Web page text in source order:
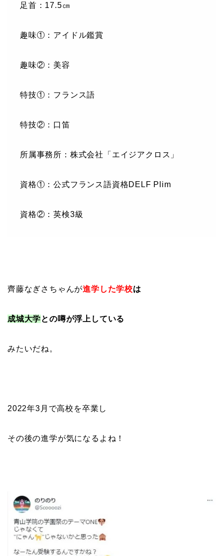
足首：17.5㎝
趣味①：アイドル鑑賞
趣味②：美容
特技①：フランス語
特技②：口笛
所属事務所：株式会社「エイジアクロス」
資格①：公式フランス語資格DELF Plim
資格②：英検3級
齊藤なぎさちゃんが進学した学校は
成城大学との噂が浮上している
みたいだね。
2022年3月で高校を卒業し
その後の進学が気になるよね！